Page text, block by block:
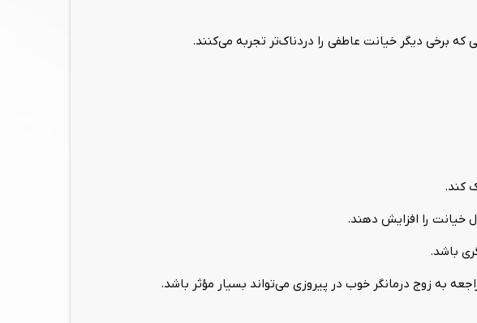
برخی دیگر خیانت عاطفی را دردناک‌تر تجربه می‌کنند.
کند.
خیانت را افزایش دهند.
باشد.
به زوج درمانگر خوب در پیروزی می‌تواند بسیار مؤثر باشد.